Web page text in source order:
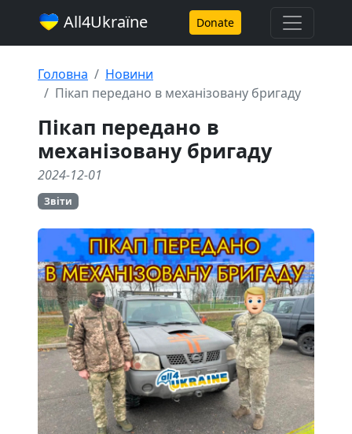
All4Ukraїne Donate
Головна
Новини
Пікап передано в механізовану бригаду
Пікап передано в
механізовану бригаду
2024-12-01
Звіти